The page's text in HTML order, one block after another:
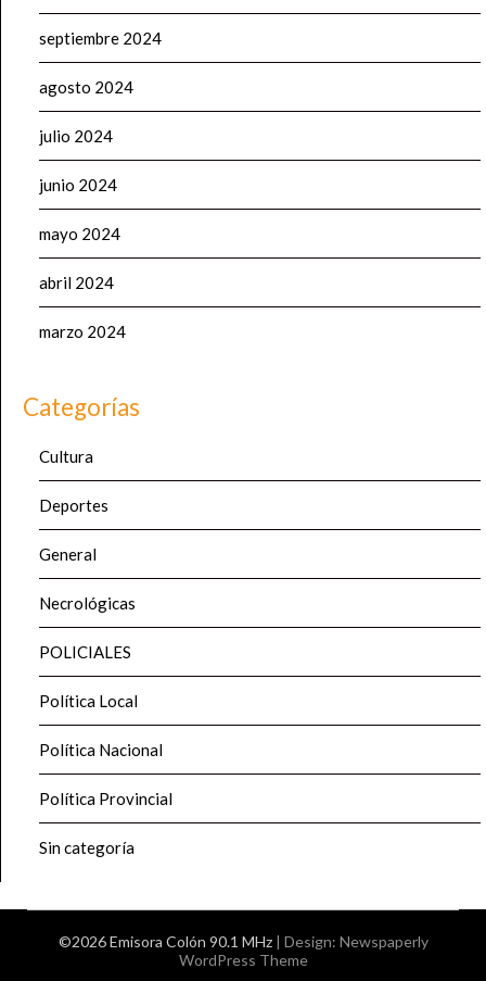
septiembre 2024
agosto 2024
julio 2024
junio 2024
mayo 2024
abril 2024
marzo 2024
Categorías
Cultura
Deportes
General
Necrológicas
POLICIALES
Política Local
Política Nacional
Política Provincial
Sin categoría
©2026 Emisora Colón 90.1 MHz | Design: Newspaperly
WordPress Theme